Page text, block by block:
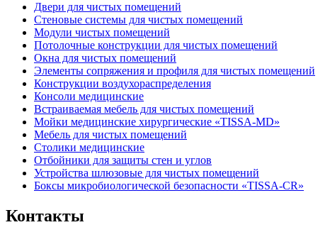
Двери для чистых помещений
Стеновые системы для чистых помещений
Модули чистых помещений
Потолочные конструкции для чистых помещений
Окна для чистых помещений
Элементы сопряжения и профиля для чистых помещений
Конструкции воздухораспределения
Консоли медицинские
Встраиваемая мебель для чистых помещений
Мойки медицинские хирургические «TISSA-MD»
Мебель для чистых помещений
Столики медицинские
Отбойники для защиты стен и углов
Устройства шлюзовые для чистых помещений
Боксы микробиологической безопасности «TISSA-CR»
Контакты